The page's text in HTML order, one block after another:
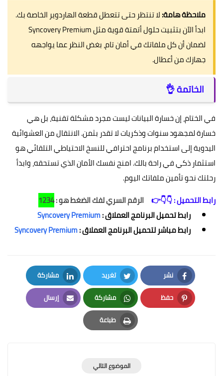
ملاحظة هامة:لا تنتظر حتى تتعطل قطعة الهاردوير الخاصة بك.
ابدأ الآن بتثبيت حلول أتمتة قوية مثل Syncovery Premium
لضمان أن كل ملفاتك في أمان تام، بغض النظر عما يواجهه
جهازك من أعطال.
الخاتمة 👌
في الختام، إن خسارة البيانات ليست مجرد مشكلة تقنية، بل هي
خسارة لمجهود سنوات وذكريات لا تقدر بثمن. الانتقال من العشوائية
اليدوية إلى استخدام برنامج احترافي للنسخ الاحتياطي التلقائي هو
استثمار ذكي في راحة بالك. امنح نفسك الأمان الذي تستحقه، وابدأ
رحلتك نحو تأمين ملفاتك اليوم.
رابط التحميل : 👇👇👉 الرقم السري لفك الضغط هو :1234
رابط تحميل البرنامج العملاق :Syncovery Premium
رابط مباشر لتحميل البرنامج العملاق :Syncovery Premium
نشر
Facebook
تغريد
Twitter
مشاركة
LinkedIn
حفظ
Pinterest
مشاركة
Whatsapp
إرسال
Email
طباعة
Print
الموضوع التالي